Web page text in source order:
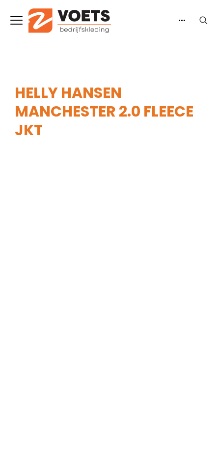
HELLY HANSEN
MANCHESTER 2.0 FLEECE
JKT